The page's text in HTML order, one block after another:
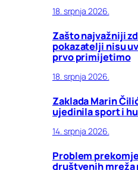
18. srpnja 2026.
Zašto najvažniji
pokazatelji nisu
prvo primijetimo
18. srpnja 2026.
Zaklada Marin
ujedinila sport i
14. srpnja 2026.
Problem
društvenih